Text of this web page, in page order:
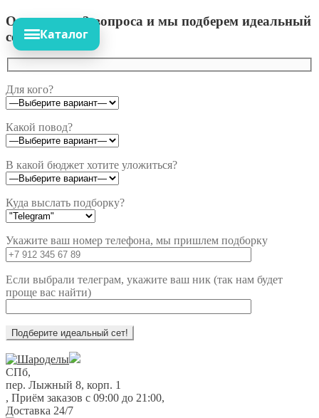
Ответьте на 3 вопроса и мы подберем идеальный
сет!
Для кого?
Какой повод?
В какой бюджет хотите уложиться?
Куда выслать подборку?
Укажите ваш номер телефона, мы пришлем подборку
Если выбрали телеграм, укажите ваш ник (так нам будет
проще вас найти)
Перейти
к
навигации
Перейти
к
содержимому
СПб,
пер. Лыжный 8, корп. 1
, Приём заказов с 09:00 до 21:00,
Доставка 24/7
Каталог